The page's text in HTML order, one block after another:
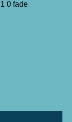
1 0 fade